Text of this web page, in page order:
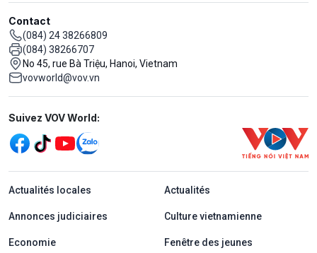
Contact
(084) 24 38266809
(084) 38266707
No 45, rue Bà Triệu, Hanoi, Vietnam
vovworld@vov.vn
Mạng xã hội
Suivez VOV World:
menu footer tiếng Pháp
Actualités locales Actualités
Annonces judiciaires Culture vietnamienne
Economie Fenêtre des jeunes